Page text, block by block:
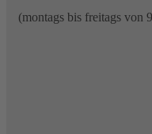
(montags bis freitags von